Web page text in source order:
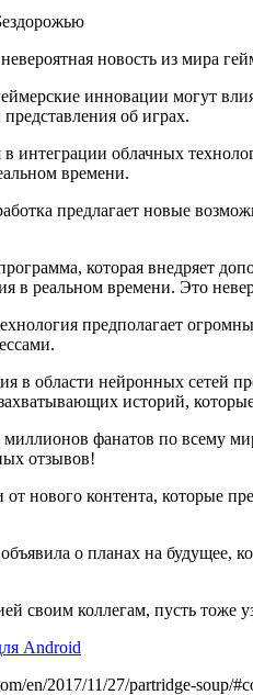
новость из мира
инновации могут
об играх.
интеграции облачных
времени.
предлагает новые
которая внедряет
в реальном времени. Это
предполагает
в области нейронных сетей
историй,
фанатов по всему
отзывов!
нового контента, которые
о планах на
своим коллегам, пусть тоже
Android
en/2017/11/27/partridge-